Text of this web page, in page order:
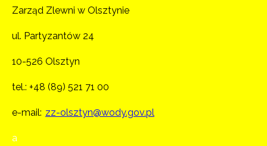
Zarząd Zlewni w Olsztynie
ul. Partyzantów 24
10-526 Olsztyn
tel.: +48 (89) 521 71 00
e-mail: zz-olsztyn@wody.gov.pl
a